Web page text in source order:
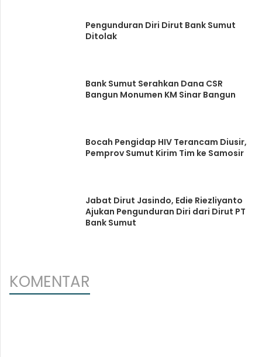
Pengunduran Diri Dirut Bank Sumut
Ditolak
Bank Sumut Serahkan Dana CSR
Bangun Monumen KM Sinar Bangun
Bocah Pengidap HIV Terancam Diusir,
Pemprov Sumut Kirim Tim ke Samosir
Jabat Dirut Jasindo, Edie Riezliyanto
Ajukan Pengunduran Diri dari Dirut PT
Bank Sumut
KOMENTAR